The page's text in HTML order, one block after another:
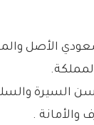
الأصل
السيرة
والأمانة .